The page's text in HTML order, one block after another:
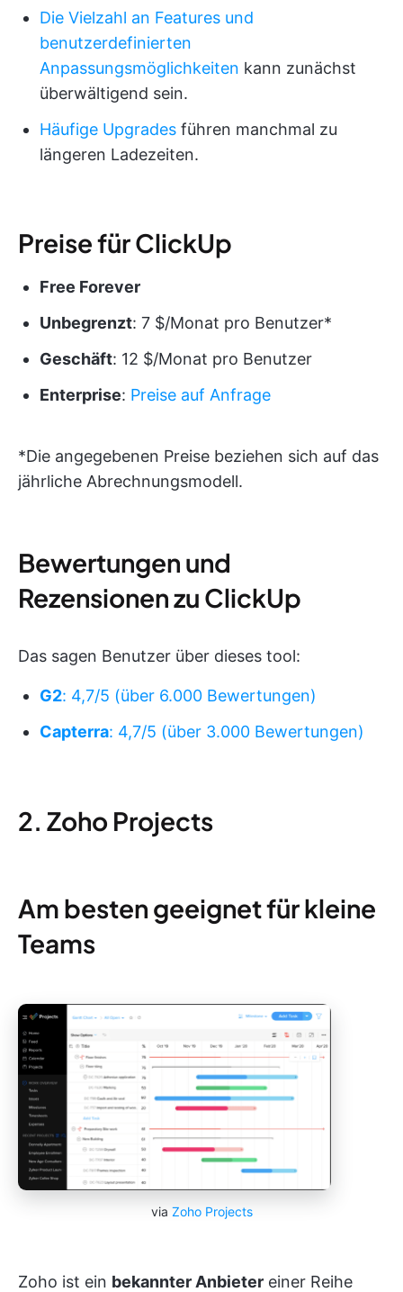
Die Vielzahl an Features und
benutzerdefinierten
Anpassungsmöglichkeiten kann zunächst
überwältigend sein.
Häufige Upgrades führen manchmal zu
längeren Ladezeiten.
Preise für ClickUp
Free Forever
Unbegrenzt: 7 $/Monat pro Benutzer*
Geschäft: 12 $/Monat pro Benutzer
Enterprise: Preise auf Anfrage
*Die angegebenen Preise beziehen sich auf das
jährliche Abrechnungsmodell.
Bewertungen und
Rezensionen zu ClickUp
Das sagen Benutzer über dieses tool:
G2: 4,7/5 (über 6.000 Bewertungen)
Capterra: 4,7/5 (über 3.000 Bewertungen)
2. Zoho Projects
Am besten geeignet für kleine
Teams
via Zoho Projects
Zoho ist ein bekannter Anbieter einer Reihe